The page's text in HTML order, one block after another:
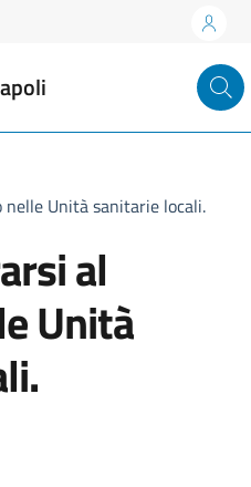
nelle Unità sanitarie locali.
al
Unità